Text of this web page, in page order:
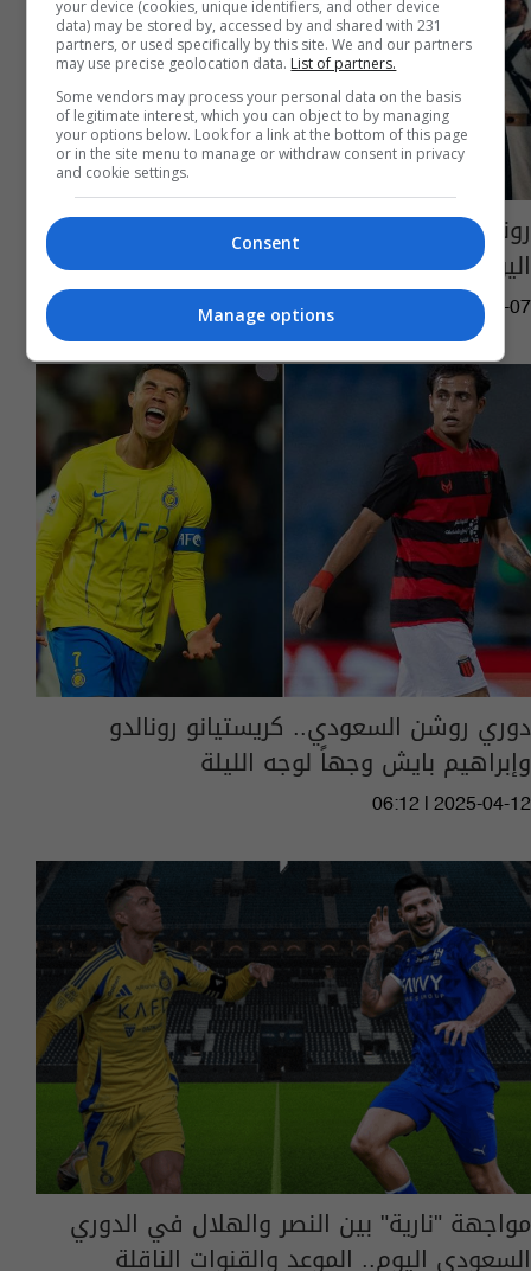
رونالدو وبنزيما وجها لوجه في "الكلاسيكو"
اليوم.. التشكيلة الأساسية والقنوات الناقلة
13:26 | 2025-05-07
دوري روشن السعودي.. كريستيانو رونالدو
وإبراهيم بايش وجهاً لوجه الليلة
06:12 | 2025-04-12
مواجهة "نارية" بين النصر والهلال في الدوري
السعودي اليوم.. الموعد والقنوات الناقلة
your device (cookies, unique identifiers, and other device
data) may be stored by, accessed by and shared with 231
partners, or used specifically by this site. We and our partners
may use precise geolocation data. List of partners.
Some vendors may process your personal data on the basis
of legitimate interest, which you can object to by managing
your options below. Look for a link at the bottom of this page
or in the site menu to manage or withdraw consent in privacy
and cookie settings.
Consent
Manage options